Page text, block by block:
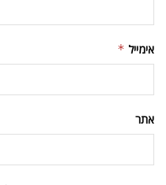
אימייל *
אתר